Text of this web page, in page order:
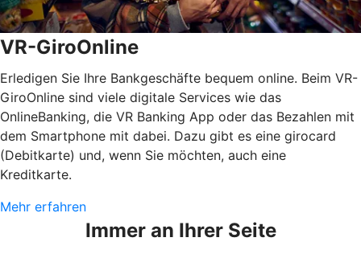
VR-GiroOnline
Erledigen Sie Ihre Bankgeschäfte bequem online. Beim VR-
GiroOnline sind viele digitale Services wie das
OnlineBanking, die VR Banking App oder das Bezahlen mit
dem Smartphone mit dabei. Dazu gibt es eine girocard
(Debitkarte) und, wenn Sie möchten, auch eine
Kreditkarte.
Mehr erfahren
Immer an Ihrer Seite